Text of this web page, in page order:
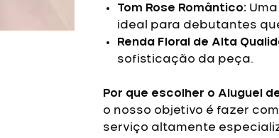
Tom Rose Romântico:
ideal para debutantes
Renda Floral de Alta
sofisticação da peça.
Por que escolher o Aluguel
o nosso objetivo é fazer
serviço altamente